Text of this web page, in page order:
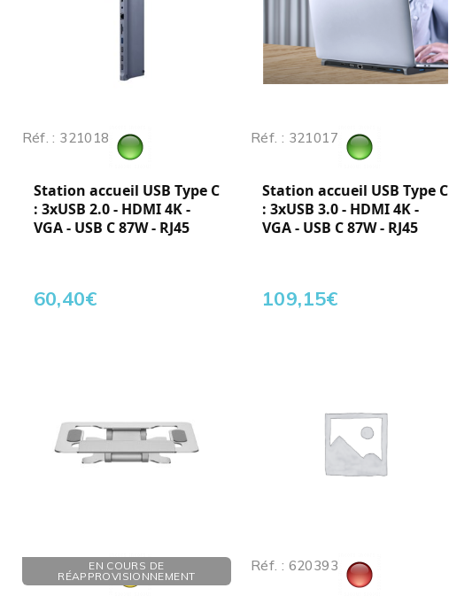
Réf. : 321018
Station accueil USB Type C
: 3xUSB 2.0 - HDMI 4K -
VGA - USB C 87W - RJ45
60,40€
Réf. : 321017
Station accueil USB Type C
: 3xUSB 3.0 - HDMI 4K -
VGA - USB C 87W - RJ45
109,15€
EN COURS DE
RÉAPPROVISIONNEMENT
Réf. : 290153 Réf. : 620393